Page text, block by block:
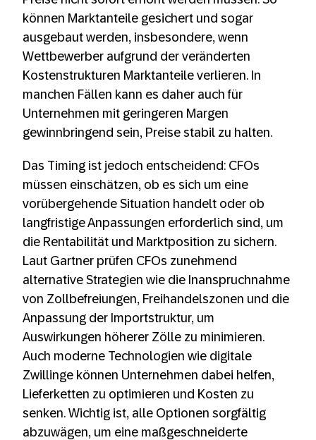
können Marktanteile gesichert und sogar
ausgebaut werden, insbesondere, wenn
Wettbewerber aufgrund der veränderten
Kostenstrukturen Marktanteile verlieren. In
manchen Fällen kann es daher auch für
Unternehmen mit geringeren Margen
gewinnbringend sein, Preise stabil zu halten.
Das Timing ist jedoch entscheidend: CFOs
müssen einschätzen, ob es sich um eine
vorübergehende Situation handelt oder ob
langfristige Anpassungen erforderlich sind, um
die Rentabilität und Marktposition zu sichern.
Laut Gartner prüfen CFOs zunehmend
alternative Strategien wie die Inanspruchnahme
von Zollbefreiungen, Freihandelszonen und die
Anpassung der Importstruktur, um
Auswirkungen höherer Zölle zu minimieren.
Auch moderne Technologien wie digitale
Zwillinge können Unternehmen dabei helfen,
Lieferketten zu optimieren und Kosten zu
senken. Wichtig ist, alle Optionen sorgfältig
abzuwägen, um eine maßgeschneiderte